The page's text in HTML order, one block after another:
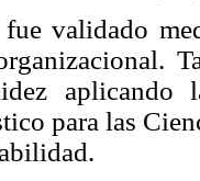
validado
aplicando
para las